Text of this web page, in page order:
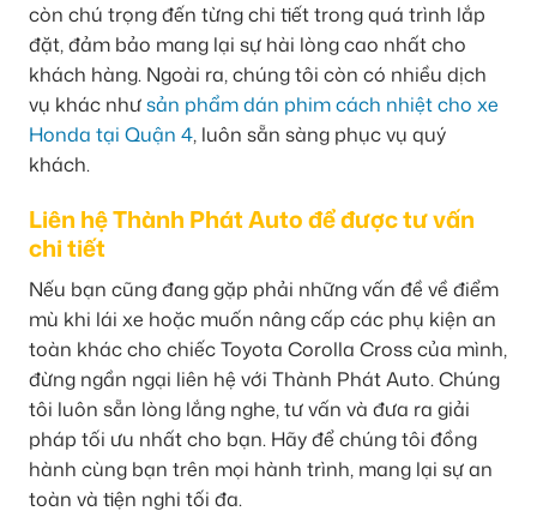
còn chú trọng đến từng chi tiết trong quá trình lắp
đặt, đảm bảo mang lại sự hài lòng cao nhất cho
khách hàng. Ngoài ra, chúng tôi còn có nhiều dịch
vụ khác nhưsản phẩm dán phim cách nhiệt cho xe
Honda tại Quận 4, luôn sẵn sàng phục vụ quý
khách.
Liên hệ Thành Phát Auto để được tư vấn
chi tiết
Nếu bạn cũng đang gặp phải những vấn đề về điểm
mù khi lái xe hoặc muốn nâng cấp các phụ kiện an
toàn khác cho chiếc Toyota Corolla Cross của mình,
đừng ngần ngại liên hệ với Thành Phát Auto. Chúng
tôi luôn sẵn lòng lắng nghe, tư vấn và đưa ra giải
pháp tối ưu nhất cho bạn. Hãy để chúng tôi đồng
hành cùng bạn trên mọi hành trình, mang lại sự an
toàn và tiện nghi tối đa.